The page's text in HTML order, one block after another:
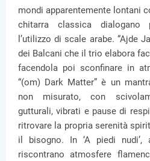
mondi apparentemente lontani
chitarra classica dialogano
l’utilizzo di scale arabe. “Ajde
dei Balcani che il trio elabora
facendola poi sconfinare in
“(om) Dark Matter” è un
non misurato, con
gutturali, vibrati e pause di
ritrovare la propria serenità
il bisogno. In ‘A piedi nudi’,
riscontrano atmosfere